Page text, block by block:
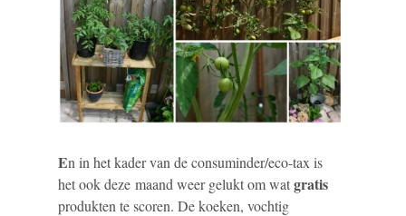
En in het kader van de consuminder/eco-tax is
het ook deze maand weer gelukt om watgratis
produkten te scoren. De koeken, vochtig